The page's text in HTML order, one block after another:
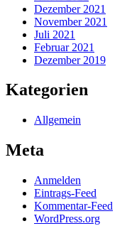
Dezember 2021
November 2021
Juli 2021
Februar 2021
Dezember 2019
Kategorien
Allgemein
Meta
Anmelden
Eintrags-Feed
Kommentar-Feed
WordPress.org